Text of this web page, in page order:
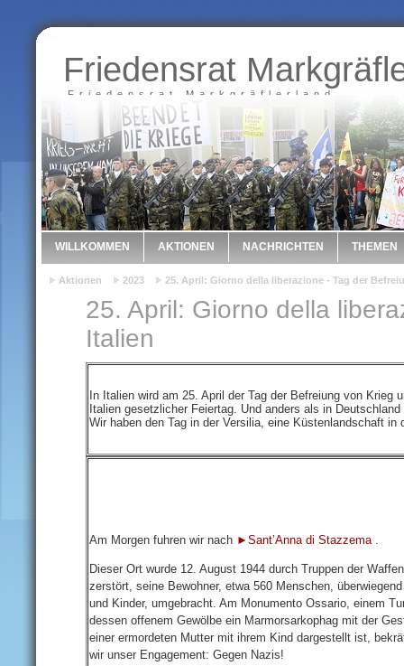
Friedensrat
Friedensrat Markgräflerland
WILLKOMMEN AKTIONEN NACHRICHTEN THEMEN
Aktionen 2023 25. April: Giorno della liberazione - Tag der
25. April: Giorno della
Italien
In Italien wird am 25. April der Tag der Befreiung von
Italien gesetzlicher Feiertag. Und anders als in
Wir haben den Tag in der Versilia, eine Küstenlandschaft in
Am Morgen fuhren wir nach ►Sant’Anna di Stazzema
Dieser Ort wurde 12. August 1944 durch Truppen der
zerstört, seine Bewohner, etwa 560 Menschen,
und Kinder, umgebracht. Am Monumento Ossario, einem
dessen offenem Gewölbe ein Marmorsarkophag mit der
einer ermordeten Mutter mit ihrem Kind dargestellt ist,
wir unser Engagement: Gegen Nazis!